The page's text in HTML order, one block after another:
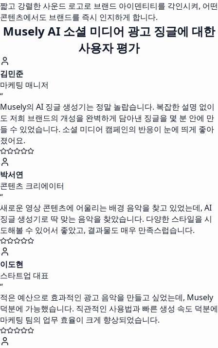
짧고 강렬한 사운드 로고로 브랜드 아이덴티티를 각인시켜, 어떤
콘텐츠에서도 브랜드를 즉시 인지하게 합니다.
Musely AI 소셜 미디어 광고 징글에 대한
사용자 평가
김민준
마케팅 매니저
“
Musely의 AI 징글 생성기는 정말 놀랍습니다. 복잡한 설명 없이
도 저희 브랜드의 개성을 완벽하게 담아낸 징글을 몇 분 안에 만
들 수 있었습니다. 소셜 미디어 캠페인의 반응이 눈에 띄게 좋아
졌어요.
박서연
콘텐츠 크리에이터
“
새로운 영상 콘텐츠에 어울리는 배경 음악을 찾고 있었는데, AI
징글 생성기로 딱 맞는 음악을 찾았습니다. 다양한 스타일을 시
도해볼 수 있어서 좋았고, 결과물도 매우 만족스럽습니다.
이도현
스타트업 대표
“
적은 예산으로 효과적인 광고 음악을 만들고 싶었는데, Musely
덕분에 가능했습니다. 직관적인 사용법과 빠른 생성 속도 덕분에
마케팅 팀의 업무 효율이 크게 향상되었습니다.